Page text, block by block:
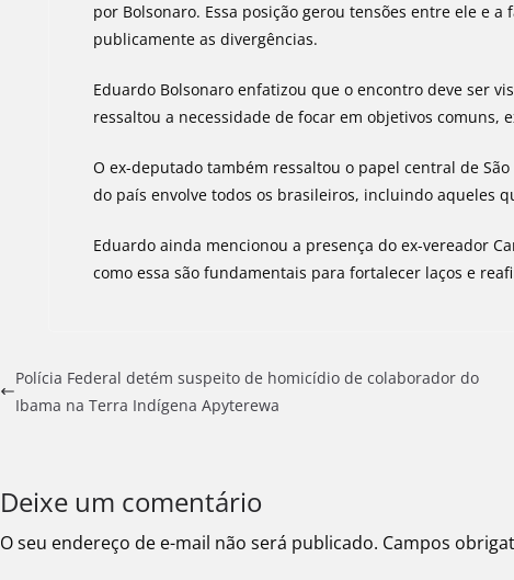
por Bolsonaro. Essa posição gerou tensões entre ele e
publicamente as divergências.
Eduardo Bolsonaro enfatizou que o encontro deve ser
ressaltou a necessidade de focar em objetivos comuns,
O ex-deputado também ressaltou o papel central de
do país envolve todos os brasileiros, incluindo aqueles
Eduardo ainda mencionou a presença do ex-vereador
como essa são fundamentais para fortalecer laços e
Polícia Federal detém suspeito de homicídio de colaborador do
Ibama na Terra Indígena Apyterewa
Deixe um comentário
O seu endereço de e-mail não será publicado. Campos